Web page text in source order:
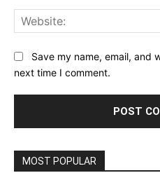
Save my name, email, and
next time I comment.
MOST POPULAR